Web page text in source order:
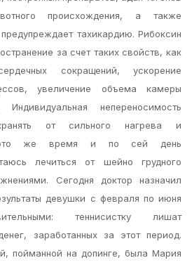
происхождения, а также
тахикардию. Рибоксин
за счет таких свойств, как
сокращений, ускорение
увеличение объема камеры
непереносимость
от сильного нагрева и
это же время и по сей день
лечиться от шейно грудного
Сегодня доктор назначил
девушки с февраля по июня
теннисистку лишат
заработанных за этот период.
пойманной на допинге, была Мария